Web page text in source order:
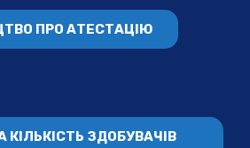
ПРО АТЕСТАЦІЮ
ЗДОБУВАЧІВ